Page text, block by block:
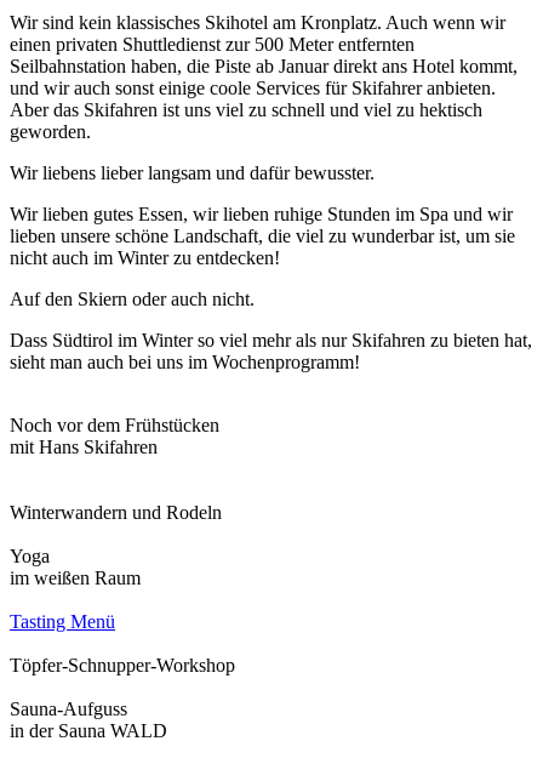
Wir sind kein klassisches Skihotel am Kronplatz. Auch wenn wir
einen privaten Shuttledienst zur 500 Meter entfernten
Seilbahnstation haben, die Piste ab Januar direkt ans Hotel kommt,
und wir auch sonst einige coole Services für Skifahrer anbieten.
Aber das Skifahren ist uns viel zu schnell und viel zu hektisch
geworden.
Wir liebens lieber langsam und dafür bewusster.
Wir lieben gutes Essen, wir lieben ruhige Stunden im Spa und wir
lieben unsere schöne Landschaft, die viel zu wunderbar ist, um sie
nicht auch im Winter zu entdecken!
Auf den Skiern oder auch nicht.
Dass Südtirol im Winter so viel mehr als nur Skifahren zu bieten hat,
sieht man auch bei uns im Wochenprogramm!
Noch vor dem Frühstücken
mit Hans Skifahren
Winterwandern und Rodeln
Yoga
im weißen Raum
Tasting Menü
Töpfer-Schnupper-Workshop
Sauna-Aufguss
in der Sauna WALD